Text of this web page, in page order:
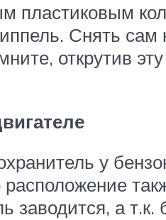
пластиковым
Снять
открутив
у
заводится, а